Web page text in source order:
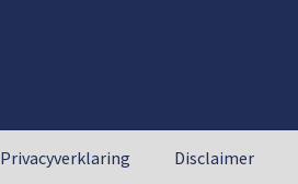
Disclaimer
Privacyverklaring